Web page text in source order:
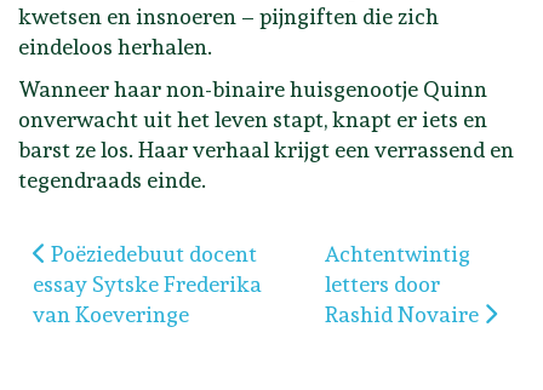
kwetsen en insnoeren – pijngiften die zich
eindeloos herhalen.
Wanneer haar non-binaire huisgenootje Quinn
onverwacht uit het leven stapt, knapt er iets en
barst ze los. Haar verhaal krijgt een verrassend en
tegendraads einde.
Vorig artikel: Poëziedebuut docent essay Sytske
Poëziedebuut docent
essay Sytske Frederika
van Koeveringe
Volgende artikel:
Achtentwintig
letters door
Rashid Novaire